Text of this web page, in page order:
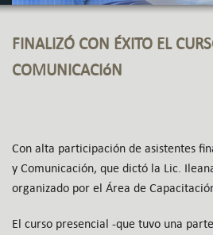
FINALIZÓ CON ÉXITO EL
COMUNICACIóN
Con alta participación de asistentes
y Comunicación, que dictó la Lic.
organizado por el Área de
El curso presencial -que tuvo una